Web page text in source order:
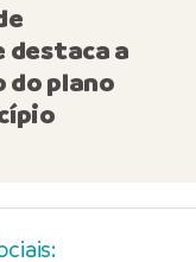
destaca a
do plano